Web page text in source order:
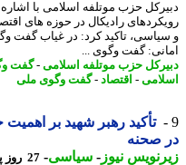
حزب موتلفه اسلامی با اشاره به
رادیکال در حوزه های
تاکید کرد: در غیاب گفت وگو،
گفت وگوی ...
حزب موتلفه اسلامی-گفت وگو-
-اقتصاد-گفت وگوی ملی
تأکید رهبر شهید بر اهمیت
صحنه
نیوز-سیاسی-
27 روز